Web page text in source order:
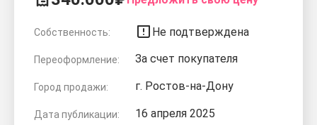
Собственность: Не подтверждена
Переоформление: За счет покупателя
Город продажи: г. Ростов-на-Дону
Дата публикации: 16 апреля 2025